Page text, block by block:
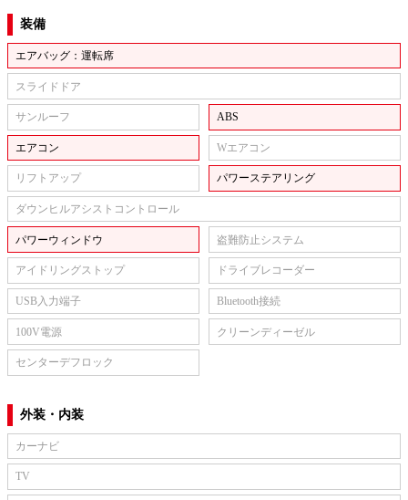
装備
エアバッグ：運転席
スライドドア
サンルーフ ABS
エアコン Wエアコン
リフトアップ パワーステアリング
ダウンヒルアシストコントロール
パワーウィンドウ 盗難防止システム
アイドリングストップ ドライブレコーダー
USB入力端子 Bluetooth接続
100V電源 クリーンディーゼル
センターデフロック
外装・内装
カーナビ
TV